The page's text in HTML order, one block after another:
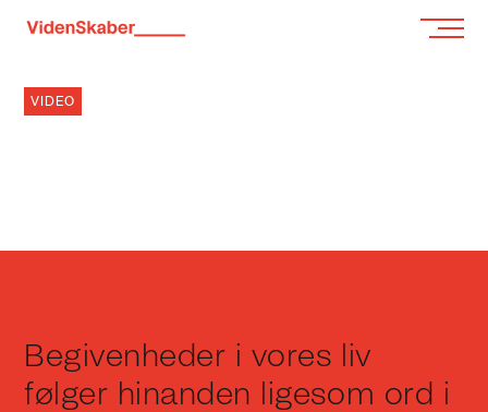
VIDEO
Begivenheder i vores liv
følger hinanden ligesom ord i